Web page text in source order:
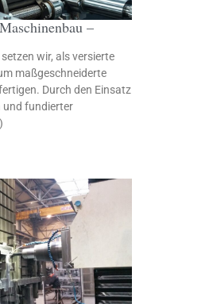
–
wir, als versierte
maßgeschneiderte
Durch den Einsatz
und fundierter